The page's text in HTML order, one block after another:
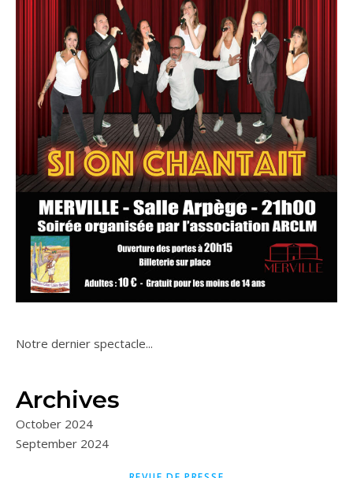
Notre dernier spectacle...
Archives
October 2024
September 2024